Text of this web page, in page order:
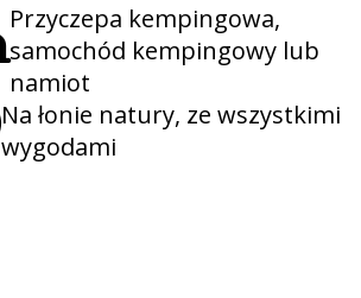
Przyczepa kempingowa,
samochód kempingowy lub
namiot
Na łonie natury, ze wszystkimi
wygodami